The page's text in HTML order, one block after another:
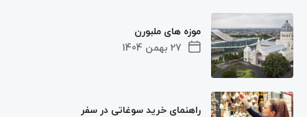
27 بهمن 1404
موزه های ملبورن
راهنمای خرید سوغاتی در سفر